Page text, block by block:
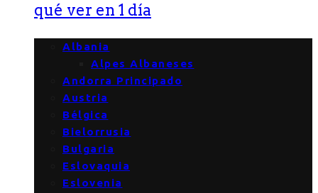
qué ver en 1 día
Albania
Alpes Albaneses
Andorra Principado
Austria
Bélgica
Bielorrusia
Bulgaria
Eslovaquia
Eslovenia